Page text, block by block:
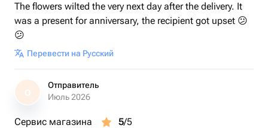
The flowers wilted the very next day after the delivery. It
was a present for anniversary, the recipient got upset 😕
😕
Перевести на Русский
О
Отправитель
Июль 2026
Сервис магазина 5/5